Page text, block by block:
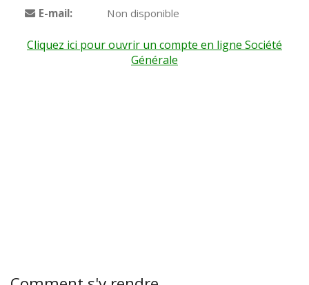
E-mail:
Non disponible
Cliquez ici pour ouvrir un compte en ligne Société
Générale